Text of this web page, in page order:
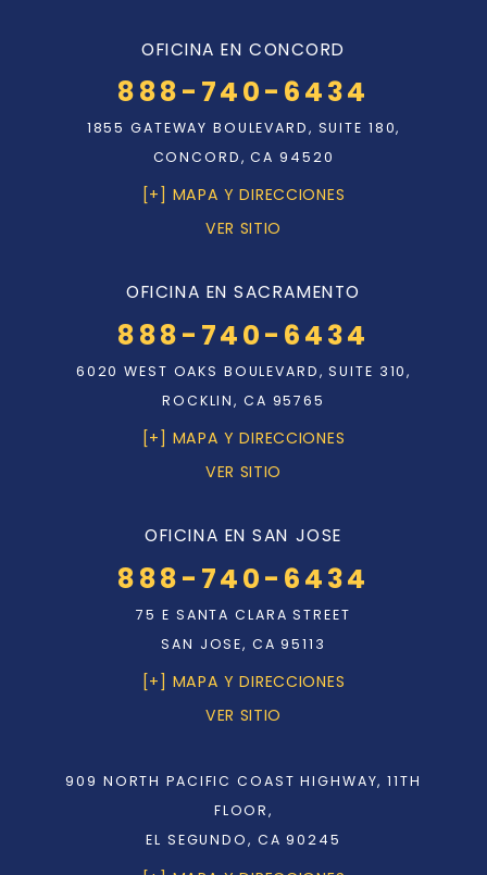
OFICINA EN CONCORD
888-740-6434
1855 GATEWAY BOULEVARD, SUITE 180,
CONCORD, CA 94520
[+] MAPA Y DIRECCIONES
VER SITIO
OFICINA EN SACRAMENTO
888-740-6434
6020 WEST OAKS BOULEVARD, SUITE 310,
ROCKLIN, CA 95765
[+] MAPA Y DIRECCIONES
VER SITIO
OFICINA EN SAN JOSE
888-740-6434
75 E SANTA CLARA STREET
SAN JOSE, CA 95113
[+] MAPA Y DIRECCIONES
VER SITIO
909 NORTH PACIFIC COAST HIGHWAY, 11TH
FLOOR,
EL SEGUNDO, CA 90245